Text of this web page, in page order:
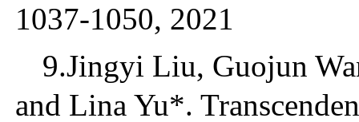
1037-1050, 2021
9.Jingyi Liu, Guojun
and Lina Yu*.